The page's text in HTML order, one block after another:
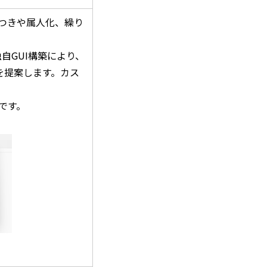
きや属人化、繰り
GUI構築により、
案します。カス
。